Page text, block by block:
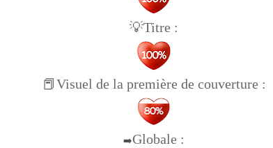
💡Titre :
📕Visuel de la première de couverture :
➡️Globale :